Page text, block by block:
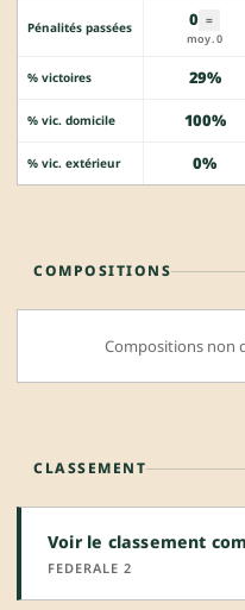
Pénalités passées 0 =
moy. 0
% victoires 29%
% vic. domicile 100%
% vic. extérieur 0%
COMPOSITIONS
Compositions non
CLASSEMENT
Voir le classement
FEDERALE 2